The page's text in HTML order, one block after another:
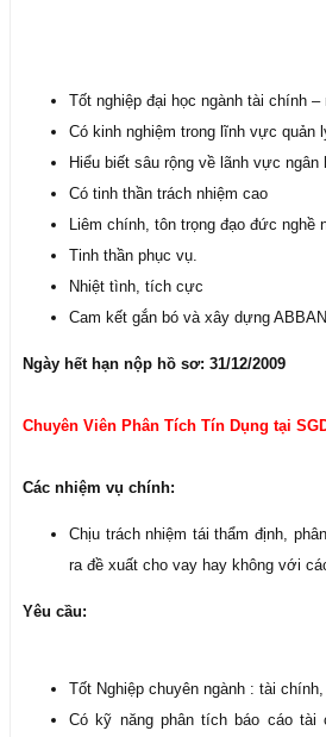
Tốt nghiệp đại học ngành tài chính –
Có kinh nghiệm trong lĩnh vực quản
Hiểu biết sâu rộng về lãnh vực ngân
Có tinh thần trách nhiệm cao
Liêm chính, tôn trọng đạo đức nghề
Tinh thần phục vụ.
Nhiệt tình, tích cực
Cam kết gắn bó và xây dựng
Ngày hết hạn nộp hồ sơ: 31/12/2009
Chuyên Viên Phân Tích Tín Dụng tại
Các nhiệm vụ chính:
Chịu trách nhiệm tái thẩm định,
ra đề xuất cho vay hay không với
Yêu cầu:
Tốt Nghiệp chuyên ngành : tài
Có kỹ năng phân tích báo cáo tài